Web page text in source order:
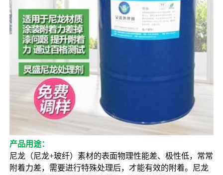
产品用途：
尼龙（尼龙+玻纤）素材的表面物理性能差、极性低，常常
附着力差，需要进行特殊处理后，才能有效的附着。尼龙